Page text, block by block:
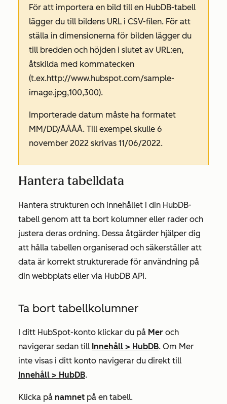
För att importera en bild till en HubDB-tabell
lägger du till bildens URL i CSV-filen. För att
ställa in dimensionerna för bilden lägger du
till bredden och höjden i slutet av URL:en,
åtskilda med kommatecken
(t.ex.http://www.hubspot.com/sample-
image.jpg,100,300).
Importerade datum måste ha formatet
MM/DD/ÅÅÅÅ. Till exempel skulle 6
november 2022 skrivas 11/06/2022.
Hantera tabelldata
Hantera strukturen och innehållet i din HubDB-
tabell genom att ta bort kolumner eller rader och
justera deras ordning. Dessa åtgärder hjälper dig
att hålla tabellen organiserad och säkerställer att
data är korrekt strukturerade för användning på
din webbplats eller via HubDB API.
Ta bort tabellkolumner
I ditt HubSpot-konto klickar du på Mer och
navigerar sedan till Innehåll > HubDB. Om Mer
inte visas i ditt konto navigerar du direkt till
Innehåll > HubDB.
Klicka på namnet på en tabell.